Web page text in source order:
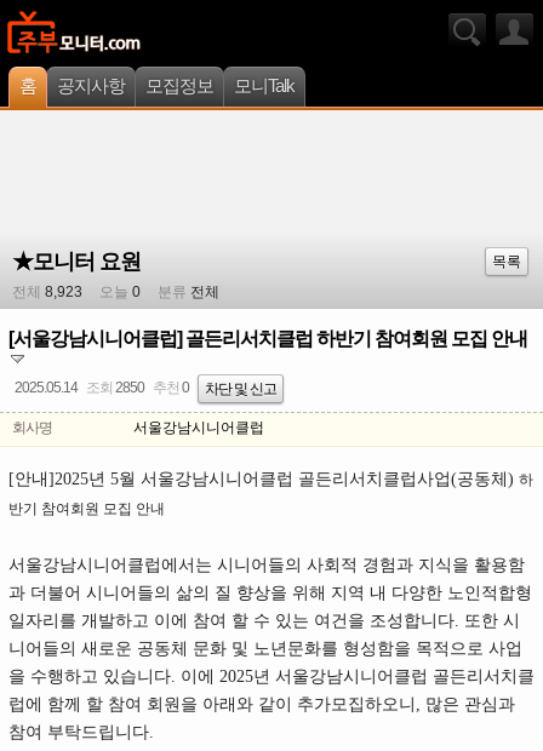
홈 공지사항 모집정보 모니Talk
★모니터 요원
목록
전체 8,923 오늘 0 분류 전체
[서울강남시니어클럽] 골든리서치클럽 하반기 참여회원 모집 안내
2025.05.14 조회 2850 추천 0 차단 및 신고
회사명 서울강남시니어클럽
[안내]2025년 5월 서울강남시니어클럽 골든리서치클럽사업(공동체) 하
반기 참여회원 모집 안내
서울강남시니어클럽에서는 시니어들의 사회적 경험과 지식을 활용함
과 더불어 시니어들의 삶의 질 향상을 위해 지역 내 다양한 노인적합형
일자리를 개발하고 이에 참여 할 수 있는 여건을 조성합니다. 또한 시
니어들의 새로운 공동체 문화 및 노년문화를 형성함을 목적으로 사업
을 수행하고 있습니다. 이에 2025년 서울강남시니어클럽 골든리서치클
럽에 함께 할 참여 회원을 아래와 같이 추가모집하오니, 많은 관심과
참여 부탁드립니다.